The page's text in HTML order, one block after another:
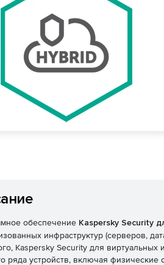
обеспечение Kaspersky Security
инфраструктур (серверов,
Kaspersky Security для
ряда устройств, включая